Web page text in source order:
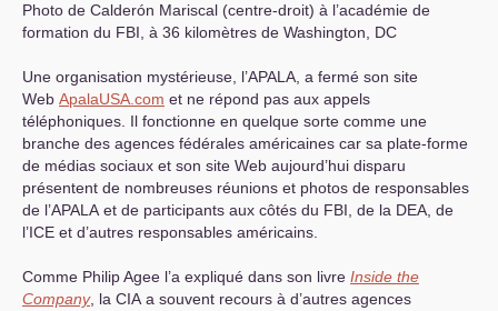
Photo de Calderón Mariscal (centre-droit) à l’académie de
formation du FBI, à 36 kilomètres de Washington, DC
Une organisation mystérieuse, l’APALA, a fermé son site
Web ApalaUSA.com et ne répond pas aux appels
téléphoniques. Il fonctionne en quelque sorte comme une
branche des agences fédérales américaines car sa plate-forme
de médias sociaux et son site Web aujourd’hui disparu
présentent de nombreuses réunions et photos de responsables
de l’APALAet de participants aux côtés du FBI, de la DEA, de
l’ICE et d’autres responsables américains.
Comme Philip Agee l’a expliqué dans son livre Inside the
Company, la CIAa souvent recours à d’autres agences